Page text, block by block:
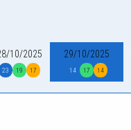
10/2025
23 19 17
29/10/2025
14 17 14